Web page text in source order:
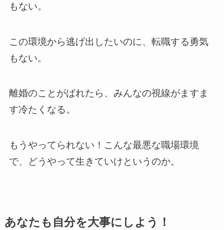
もない。
この環境から逃げ出したいのに、転職する勇気
もない。
離婚のことがばれたら、みんなの視線がますま
す冷たくなる。
もうやってられない！こんな最悪な職場環境
で、どうやって生きていけというのか。
あなたも自分を大事にしよう！